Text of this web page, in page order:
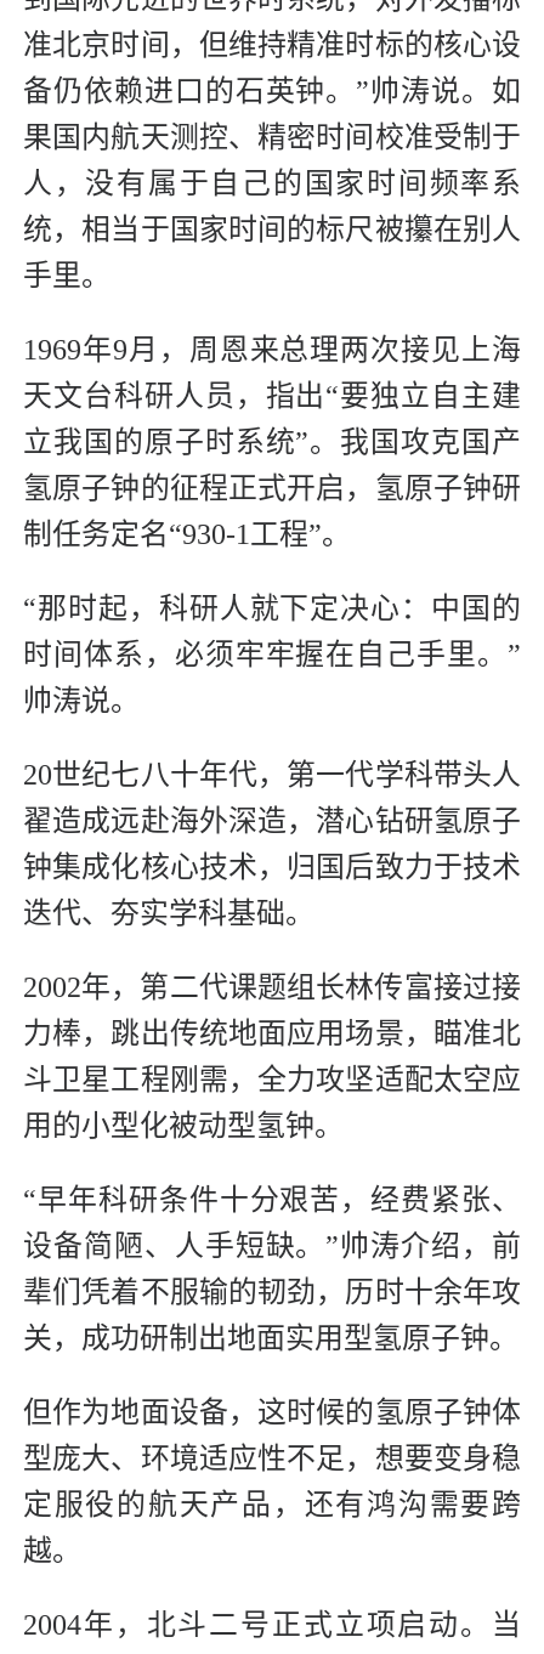
准北京时间，但维持精准时标的核心设
备仍依赖进口的石英钟。”帅涛说。如
果国内航天测控、精密时间校准受制于
人，没有属于自己的国家时间频率系
统，相当于国家时间的标尺被攥在别人
手里。
1969年9月，周恩来总理两次接见上海
天文台科研人员，指出“要独立自主建
立我国的原子时系统”。我国攻克国产
氢原子钟的征程正式开启，氢原子钟研
制任务定名“930-1工程”。
“那时起，科研人就下定决心：中国的
时间体系，必须牢牢握在自己手里。”
帅涛说。
20世纪七八十年代，第一代学科带头人
翟造成远赴海外深造，潜心钻研氢原子
钟集成化核心技术，归国后致力于技术
迭代、夯实学科基础。
2002年，第二代课题组长林传富接过接
力棒，跳出传统地面应用场景，瞄准北
斗卫星工程刚需，全力攻坚适配太空应
用的小型化被动型氢钟。
“早年科研条件十分艰苦，经费紧张、
设备简陋、人手短缺。”帅涛介绍，前
辈们凭着不服输的韧劲，历时十余年攻
关，成功研制出地面实用型氢原子钟。
但作为地面设备，这时候的氢原子钟体
型庞大、环境适应性不足，想要变身稳
定服役的航天产品，还有鸿沟需要跨
越。
2004年，北斗二号正式立项启动。当